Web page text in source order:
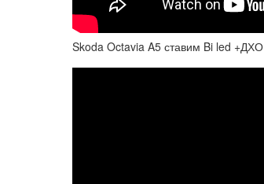
Skoda Octavia A5 ставим Bi led +ДХО